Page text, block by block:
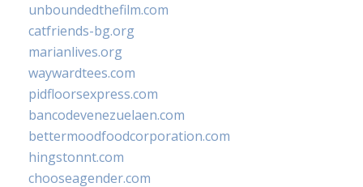
unboundedthefilm.com
catfriends-bg.org
marianlives.org
waywardtees.com
pidfloorsexpress.com
bancodevenezuelaen.com
bettermoodfoodcorporation.com
hingstonnt.com
chooseagender.com